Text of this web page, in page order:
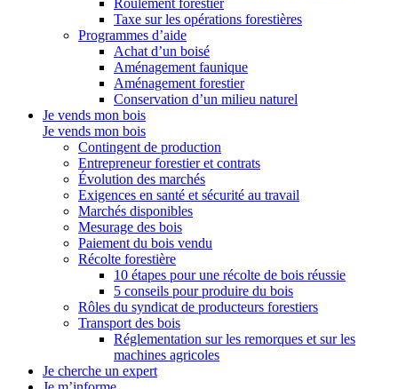
Roulement forestier
Taxe sur les opérations forestières
Programmes d’aide
Achat d’un boisé
Aménagement faunique
Aménagement forestier
Conservation d’un milieu naturel
Je vends mon bois
Je vends mon bois
Contingent de production
Entrepreneur forestier et contrats
Évolution des marchés
Exigences en santé et sécurité au travail
Marchés disponibles
Mesurage des bois
Paiement du bois vendu
Récolte forestière
10 étapes pour une récolte de bois réussie
5 conseils pour produire du bois
Rôles du syndicat de producteurs forestiers
Transport des bois
Réglementation sur les remorques et sur les
machines agricoles
Je cherche un expert